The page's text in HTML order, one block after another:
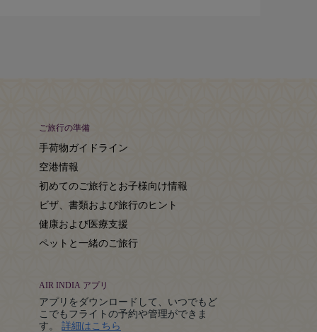
ご旅行の準備
手荷物ガイドライン
空港情報
初めてのご旅行とお子様向け情報
ビザ、書類および旅行のヒント
健康および医療支援
ペットと一緒のご旅行
AIR INDIA アプリ
アプリをダウンロードして、いつでもど
こでもフライトの予約や管理ができま
す。 詳細はこちら